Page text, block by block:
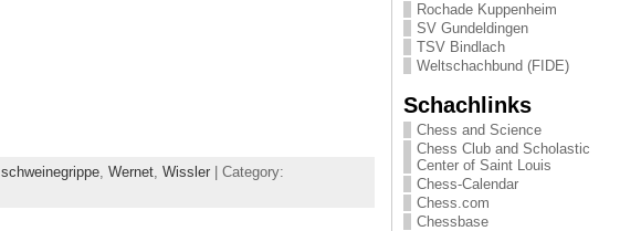
schweinegrippe, Wernet, Wissler| Category:
Rochade Kuppenheim
SV Gundeldingen
TSV Bindlach
Weltschachbund (FIDE)
Schachlinks
Chess and Science
Chess Club and Scholastic
Center of Saint Louis
Chess-Calendar
Chess.com
Chessbase